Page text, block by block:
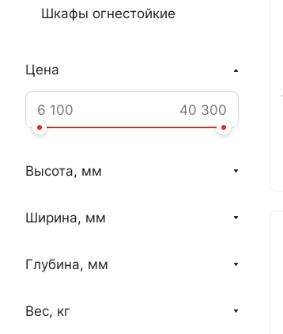
Шкафы огнестойкие
Цена
Высота, мм
Ширина, мм
Глубина, мм
Вес, кг